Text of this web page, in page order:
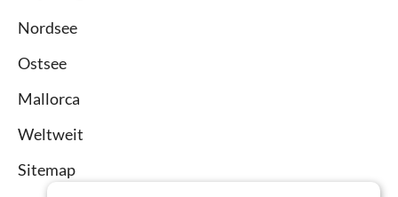
Nordsee
Ostsee
Mallorca
Weltweit
Sitemap